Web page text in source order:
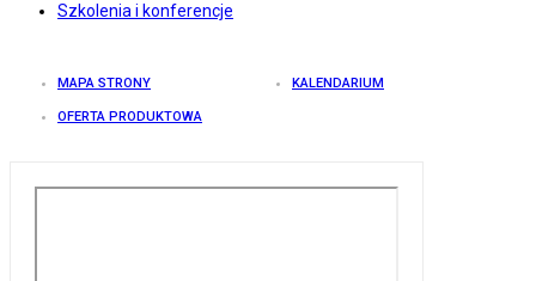
Szkolenia i konferencje
MAPA STRONY KALENDARIUM
OFERTA PRODUKTOWA